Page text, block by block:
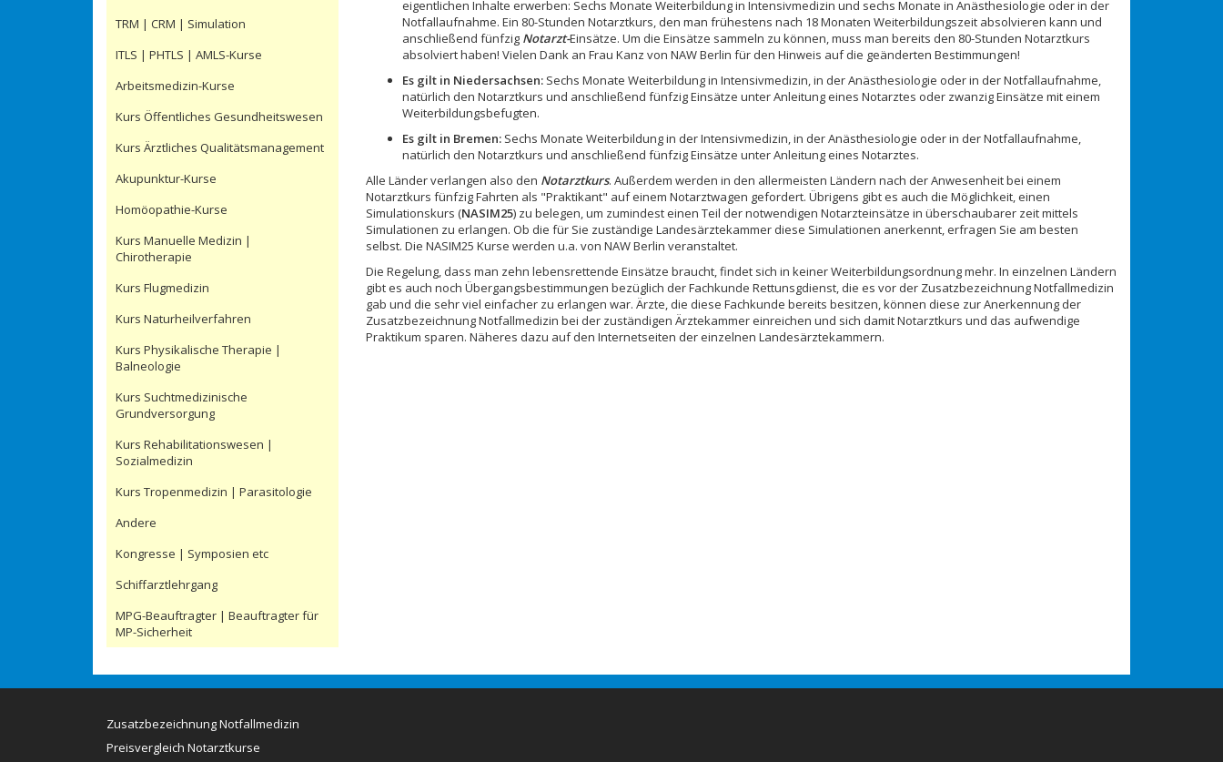
eigentlichen Inhalte erwerben: Sechs Monate Weiterbildung in Intensivmedizin und sechs Monate in Anästhesiologie oder in der
Notfallaufnahme. Ein 80-Stunden Notarztkurs, den man frühestens nach 18 Monaten Weiterbildungszeit absolvieren kann und
anschließend fünfzig Notarzt-Einsätze. Um die Einsätze sammeln zu können, muss man bereits den 80-Stunden Notarztkurs
absolviert haben! Vielen Dank an Frau Kanz von NAW Berlin für den Hinweis auf die geänderten Bestimmungen!
Es gilt in Niedersachsen: Sechs Monate Weiterbildung in Intensivmedizin, in der Anästhesiologie oder in der Notfallaufnahme,
natürlich den Notarztkurs und anschließend fünfzig Einsätze unter Anleitung eines Notarztes oder zwanzig Einsätze mit einem
Weiterbildungsbefugten.
Es gilt in Bremen: Sechs Monate Weiterbildung in der Intensivmedizin, in der Anästhesiologie oder in der Notfallaufnahme,
natürlich den Notarztkurs und anschließend fünfzig Einsätze unter Anleitung eines Notarztes.
Alle Länder verlangen also den Notarztkurs. Außerdem werden in den allermeisten Ländern nach der Anwesenheit bei einem
Notarztkurs fünfzig Fahrten als "Praktikant" auf einem Notarztwagen gefordert. Übrigens gibt es auch die Möglichkeit, einen
Simulationskurs (NASIM25) zu belegen, um zumindest einen Teil der notwendigen Notarzteinsätze in überschaubarer zeit mittels
Simulationen zu erlangen. Ob die für Sie zuständige Landesärztekammer diese Simulationen anerkennt, erfragen Sie am besten
selbst. Die NASIM25 Kurse werden u.a. von NAW Berlin veranstaltet.
Die Regelung, dass man zehn lebensrettende Einsätze braucht, findet sich in keiner Weiterbildungsordnung mehr. In einzelnen Ländern
gibt es auch noch Übergangsbestimmungen bezüglich der Fachkunde Rettunsgdienst, die es vor der Zusatzbezeichnung Notfallmedizin
gab und die sehr viel einfacher zu erlangen war. Ärzte, die diese Fachkunde bereits besitzen, können diese zur Anerkennung der
Zusatzbezeichnung Notfallmedizin bei der zuständigen Ärztekammer einreichen und sich damit Notarztkurs und das aufwendige
Praktikum sparen. Näheres dazu auf den Internetseiten der einzelnen Landesärztekammern.
TRM | CRM | Simulation
ITLS | PHTLS | AMLS-Kurse
Arbeitsmedizin-Kurse
Kurs Öffentliches Gesundheitswesen
Kurs Ärztliches Qualitätsmanagement
Akupunktur-Kurse
Homöopathie-Kurse
Kurs Manuelle Medizin |
Chirotherapie
Kurs Flugmedizin
Kurs Naturheilverfahren
Kurs Physikalische Therapie |
Balneologie
Kurs Suchtmedizinische
Grundversorgung
Kurs Rehabilitationswesen |
Sozialmedizin
Kurs Tropenmedizin | Parasitologie
Andere
Kongresse | Symposien etc
Schiffarztlehrgang
MPG-Beauftragter | Beauftragter für
MP-Sicherheit
Zusatzbezeichnung Notfallmedizin
Preisvergleich Notarztkurse